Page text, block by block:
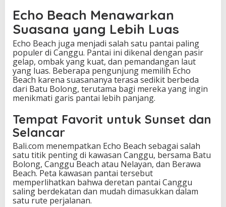
Echo Beach Menawarkan
Suasana yang Lebih Luas
Echo Beach juga menjadi salah satu pantai paling
populer di Canggu. Pantai ini dikenal dengan pasir
gelap, ombak yang kuat, dan pemandangan laut
yang luas. Beberapa pengunjung memilih Echo
Beach karena suasananya terasa sedikit berbeda
dari Batu Bolong, terutama bagi mereka yang ingin
menikmati garis pantai lebih panjang.
Tempat Favorit untuk Sunset dan
Selancar
Bali.com menempatkan Echo Beach sebagai salah
satu titik penting di kawasan Canggu, bersama Batu
Bolong, Canggu Beach atau Nelayan, dan Berawa
Beach. Peta kawasan pantai tersebut
memperlihatkan bahwa deretan pantai Canggu
saling berdekatan dan mudah dimasukkan dalam
satu rute perjalanan.